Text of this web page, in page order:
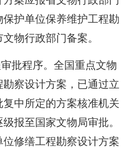
护单位保养维护工程勘
物行政部门备案。
程序。全国重点文物
察设计方案，已通过立
中所定的方案核准机关
报至国家文物局审批。
修缮工程勘察设计方案